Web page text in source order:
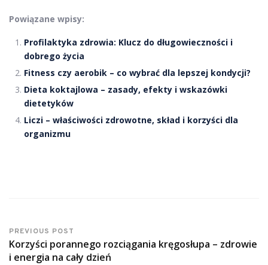
Powiązane wpisy:
Profilaktyka zdrowia: Klucz do długowieczności i
dobrego życia
Fitness czy aerobik – co wybrać dla lepszej kondycji?
Dieta koktajlowa – zasady, efekty i wskazówki
dietetyków
Liczi – właściwości zdrowotne, skład i korzyści dla
organizmu
PREVIOUS POST
Korzyści porannego rozciągania kręgosłupa – zdrowie
i energia na cały dzień